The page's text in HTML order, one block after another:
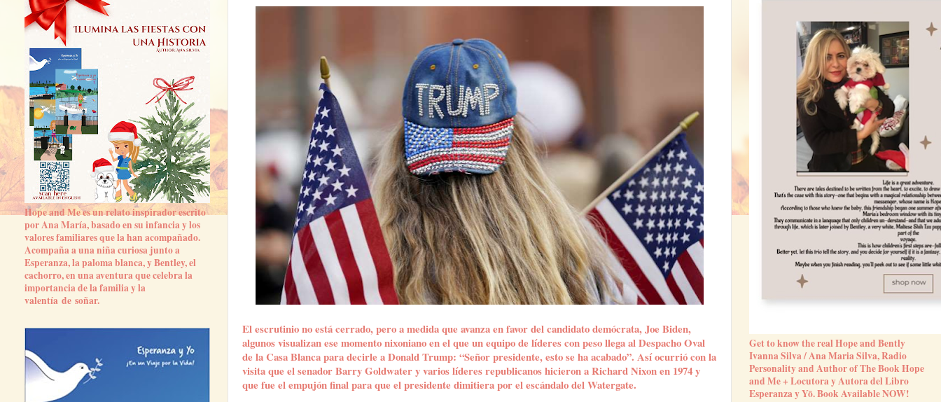
El escrutinio no está cerrado, pero a medida que avanza en favor del candidato demócrata, Joe Biden,
algunos visualizan ese momento nixoniano en el que un equipo de líderes con peso llega al Despacho Oval
de la Casa Blanca para decirle a Donald Trump: “Señor presidente, esto se ha acabado”. Así ocurrió con la
visita que el senador Barry Goldwater y varios líderes republicanos hicieron a Richard Nixon en 1974 y
que fue el empujón final para que el presidente dimitiera por el escándalo del Watergate.
Hope and Me es un relato inspirador escrito
por Ana María, basado en su infancia y los
valores familiares que la han acompañado.
Acompaña a una niña curiosa junto a
Esperanza, la paloma blanca, y Bentley, el
cachorro, en una aventura que celebra la
importancia de la familia y la
valentía de soñar.
Get to know the real Hope and Bently
Ivanna Silva / Ana Maria Silva, Radio
Personality and Author of The Book Hope
and Me + Locutora y Autora del Libro
Esperanza y Yō. Book Available NOW!